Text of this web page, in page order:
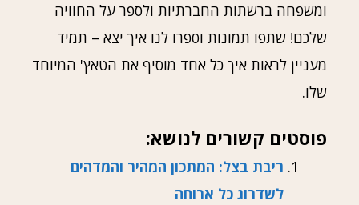
ומשפחה ברשתות החברתיות ולספר על החוויה
שלכם! שתפו תמונות וספרו לנו איך יצא – תמיד
מעניין לראות איך כל אחד מוסיף את הטאץ' המיוחד
שלו.
פוסטים קשורים לנושא:
ריבת בצל: המתכון המהיר והמדהים
לשדרוג כל ארוחה